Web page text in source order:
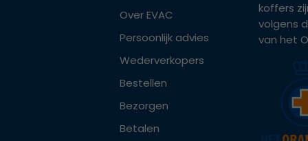
Over EVAC
Persoonlijk advies
Wederverkopers
Bestellen
Bezorgen
Betalen
koffers
volgens
van het